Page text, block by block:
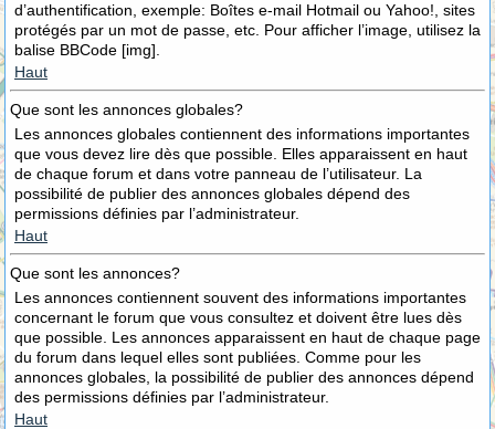
d’authentification, exemple: Boîtes e-mail Hotmail ou Yahoo!, sites
protégés par un mot de passe, etc. Pour afficher l’image, utilisez la
balise BBCode [img].
Haut
Que sont les annonces globales?
Les annonces globales contiennent des informations importantes
que vous devez lire dès que possible. Elles apparaissent en haut
de chaque forum et dans votre panneau de l’utilisateur. La
possibilité de publier des annonces globales dépend des
permissions définies par l’administrateur.
Haut
Que sont les annonces?
Les annonces contiennent souvent des informations importantes
concernant le forum que vous consultez et doivent être lues dès
que possible. Les annonces apparaissent en haut de chaque page
du forum dans lequel elles sont publiées. Comme pour les
annonces globales, la possibilité de publier des annonces dépend
des permissions définies par l’administrateur.
Haut